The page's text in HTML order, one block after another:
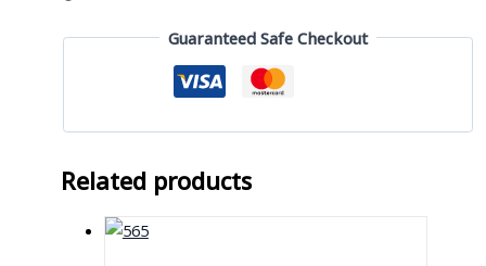
Guaranteed Safe Checkout
Related products